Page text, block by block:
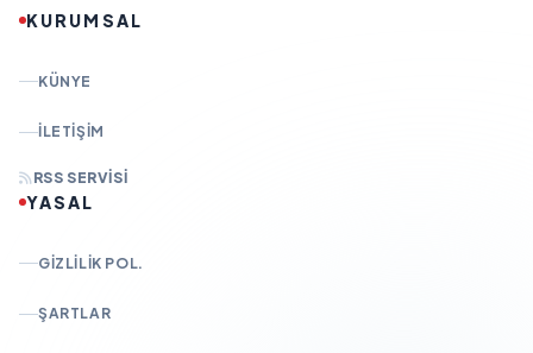
KURUMSAL
KÜNYE
İLETIŞIM
RSS SERVISI
YASAL
GIZLILIK POL.
ŞARTLAR